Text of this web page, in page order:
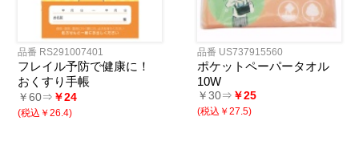
品番 RS291007401
フレイル予防で健康に！
おくすり手帳
￥60⇒ ￥24
(税込￥26.4)
品番 US737915560
ポケットペーパータオル
10W
￥30⇒ ￥25
(税込￥27.5)